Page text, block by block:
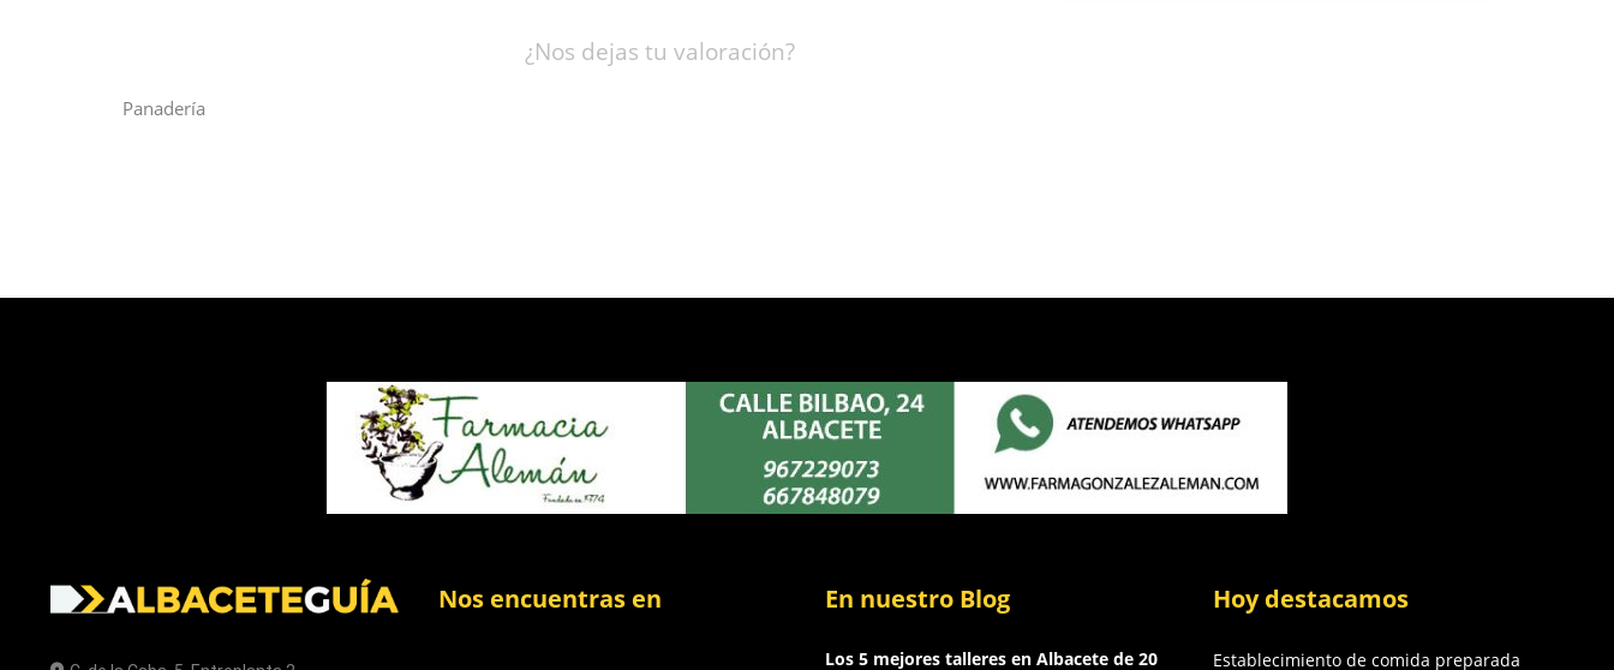
¿Nos dejas tu valoración?
Panadería
Nos encuentras en En nuestro Blog
Los 5 mejores talleres en Albacete de 20
Hoy destacamos
Establecimiento de comida preparada